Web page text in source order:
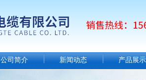
公司简介 新闻动态 产品展示